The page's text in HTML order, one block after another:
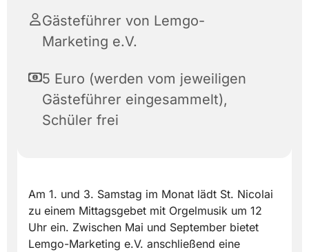
Gästeführer von Lemgo-
Marketing e.V.
5 Euro (werden vom jeweiligen
Gästeführer eingesammelt),
Schüler frei
Am 1. und 3. Samstag im Monat lädt St. Nicolai
zu einem Mittagsgebet mit Orgelmusik um 12
Uhr ein. Zwischen Mai und September bietet
Lemgo-Marketing e.V. anschließend eine